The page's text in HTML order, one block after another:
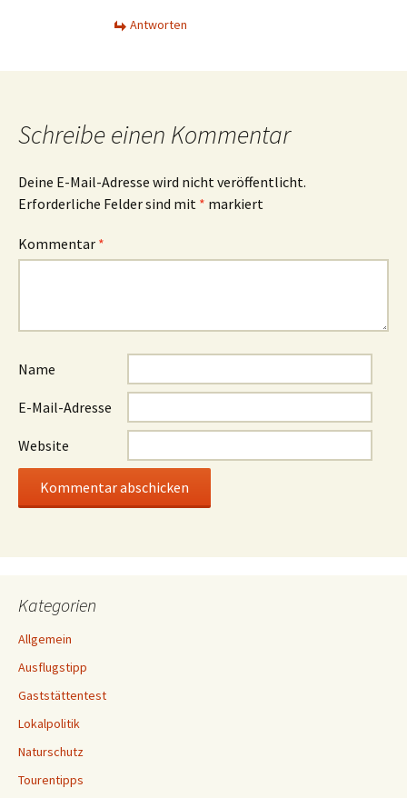
Antworten
Schreibe einen Kommentar
Deine E-Mail-Adresse wird nicht veröffentlicht.
Erforderliche Felder sind mit * markiert
Kommentar *
Name
E-Mail-Adresse
Website
Kategorien
Allgemein
Ausflugstipp
Gaststättentest
Lokalpolitik
Naturschutz
Tourentipps